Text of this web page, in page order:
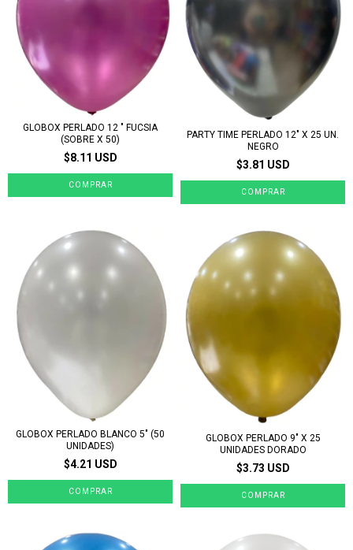
GLOBOX PERLADO 12 " FUCSIA
(SOBRE X 50)
$8.11 USD
PARTY TIME PERLADO 12" X 25 UN.
NEGRO
$3.81 USD
GLOBOX PERLADO BLANCO 5" (50
UNIDADES)
$4.21 USD
GLOBOX PERLADO 9" X 25
UNIDADES DORADO
$3.73 USD